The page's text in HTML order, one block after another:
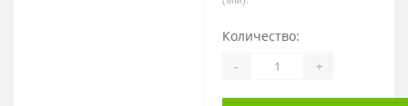
Количество:
- +